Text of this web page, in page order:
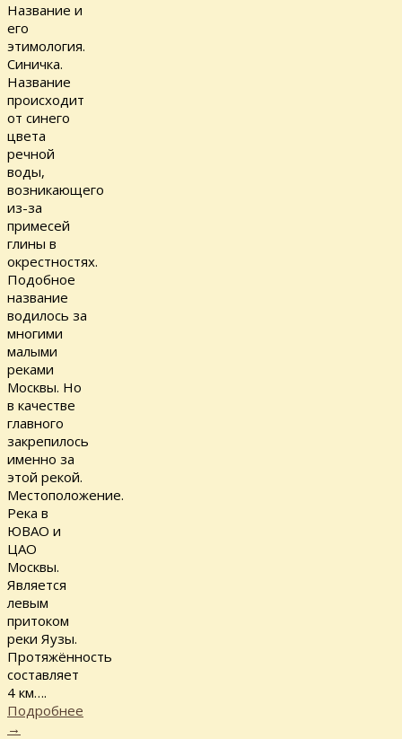
Название и
его
этимология.
Синичка.
Название
происходит
от синего
цвета
речной
воды,
возникающего
из-за
примесей
глины в
окрестностях.
Подобное
название
водилось за
многими
малыми
реками
Москвы. Но
в качестве
главного
закрепилось
именно за
этой рекой.
Местоположение.
Река в
ЮВАО и
ЦАО
Москвы.
Является
левым
притоком
реки Яузы.
Протяжённость
составляет
4 км….
Подробнее
→